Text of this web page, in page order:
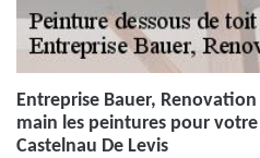
Entreprise Bauer,
main les peintures pour
Castelnau De Levis